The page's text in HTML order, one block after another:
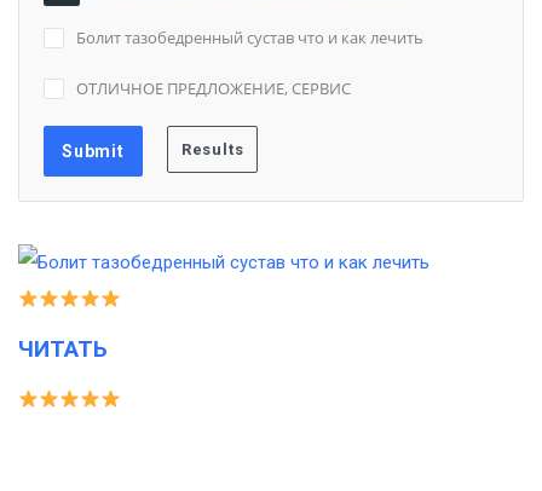
Болит тазобедренный сустав что и как лечить
ОТЛИЧНОЕ ПРЕДЛОЖЕНИЕ, СЕРВИС
ЧИТАТЬ